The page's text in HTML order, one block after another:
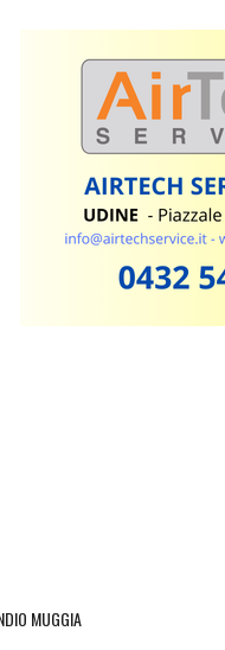
OPERAZIONE DELLA FINANZA A
VILLA MANIN OSPITA “LA VILLA
MUGGIA